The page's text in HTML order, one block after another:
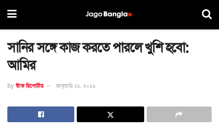
সানির সঙ্গে কাজ করতে পারলে খুশি হবো:
আমির
by স্টাফ রিপোর্টার জানুয়ারি ২১, ২০১৬